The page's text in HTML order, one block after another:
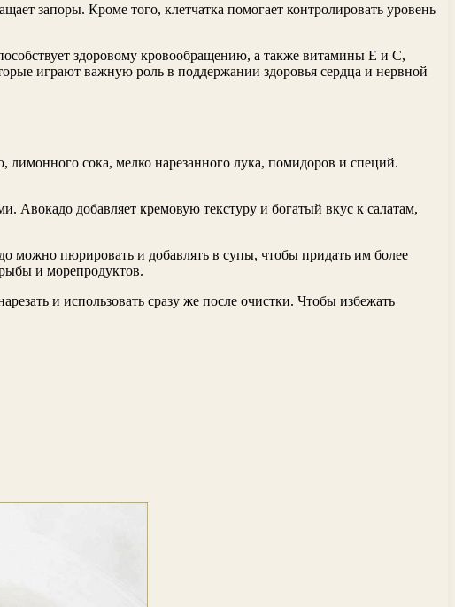
запоры. Кроме того, клетчатка помогает контролировать уровень
здоровому кровообращению, а также витамины E и C,
играют важную роль в поддержании здоровья сердца и нервной
сока, мелко нарезанного лука, помидоров и специй.
Авокадо добавляет кремовую текстуру и богатый вкус к салатам,
можно пюрировать и добавлять в супы, чтобы придать им более
и морепродуктов.
и использовать сразу же после очистки. Чтобы избежать